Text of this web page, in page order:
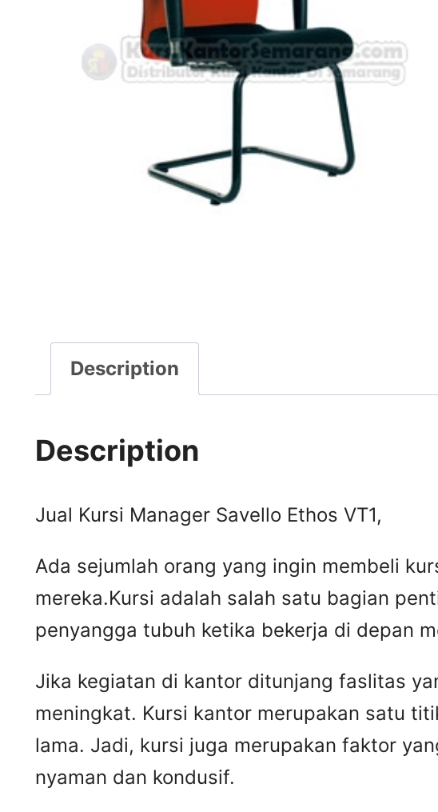
Description
Description
Jual Kursi Manager Savello Ethos VT1,
Ada sejumlah orang yang ingin membeli
mereka.Kursi adalah salah satu bagian
penyangga tubuh ketika bekerja di depan
Jika kegiatan di kantor ditunjang faslitas
meningkat. Kursi kantor merupakan satu
lama. Jadi, kursi juga merupakan faktor
nyaman dan kondusif.